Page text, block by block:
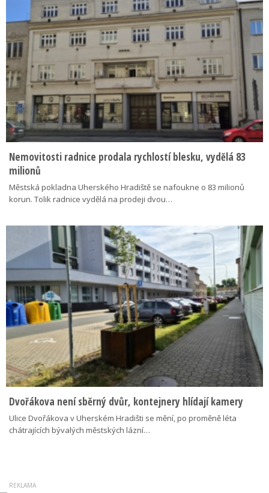
Nemovitosti radnice prodala rychlostí blesku, vydělá 83
milionů
Městská pokladna Uherského Hradiště se nafoukne o 83 milionů
korun. Tolik radnice vydělá na prodeji dvou…
Dvořákova není sběrný dvůr, kontejnery hlídají kamery
Ulice Dvořákova v Uherském Hradišti se mění, po proměně léta
chátrajících bývalých městských lázní…